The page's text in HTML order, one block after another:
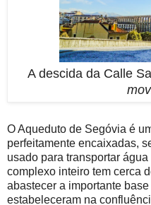
A descida da Calle
O Aqueduto de Segóvia é
perfeitamente encaixadas,
usado para transportar
complexo inteiro tem cerca
abastecer a importante
estabeleceram na